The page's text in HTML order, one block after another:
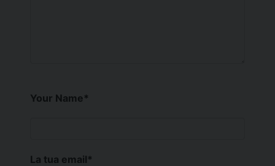
Your Name*
La tua email*